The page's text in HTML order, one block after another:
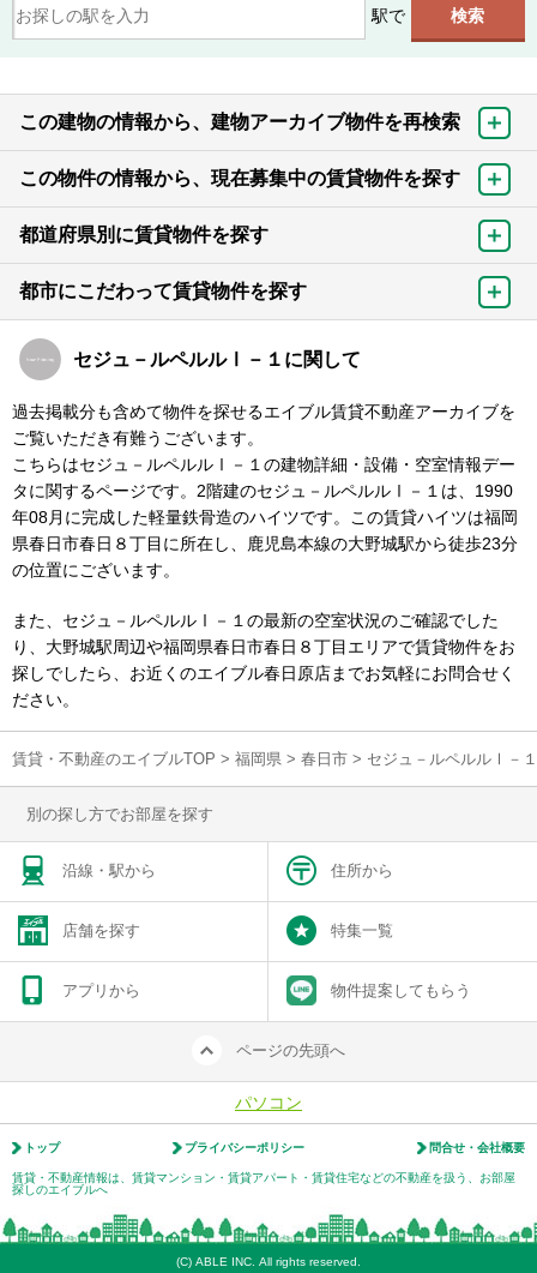
駅で
この建物の情報から、建物アーカイブ物件を再検索
この物件の情報から、現在募集中の賃貸物件を探す
都道府県別に賃貸物件を探す
都市にこだわって賃貸物件を探す
セジュ－ルペルルⅠ－１に関して
過去掲載分も含めて物件を探せるエイブル賃貸不動産アーカイブを
ご覧いただき有難うございます。
こちらはセジュ－ルペルルⅠ－１の建物詳細・設備・空室情報デー
タに関するページです。2階建のセジュ－ルペルルⅠ－１は、1990
年08月に完成した軽量鉄骨造のハイツです。この賃貸ハイツは福岡
県春日市春日８丁目に所在し、鹿児島本線の大野城駅から徒歩23分
の位置にございます。
また、セジュ－ルペルルⅠ－１の最新の空室状況のご確認でした
り、大野城駅周辺や福岡県春日市春日８丁目エリアで賃貸物件をお
探しでしたら、お近くのエイブル春日原店までお気軽にお問合せく
ださい。
賃貸・不動産のエイブルTOP > 福岡県 > 春日市 > セジュ－ルペルルⅠ－
別の探し方でお部屋を探す
沿線・駅から 住所から
店舗を探す 特集一覧
アプリから 物件提案してもらう
ページの先頭へ
パソコン
トップ プライバシーポリシー 問合せ・会社概要
賃貸・不動産情報は、賃貸マンション・賃貸アパート・賃貸住宅などの不動産を扱う、お部屋
探しのエイブルへ
(C) ABLE INC. All rights reserved.